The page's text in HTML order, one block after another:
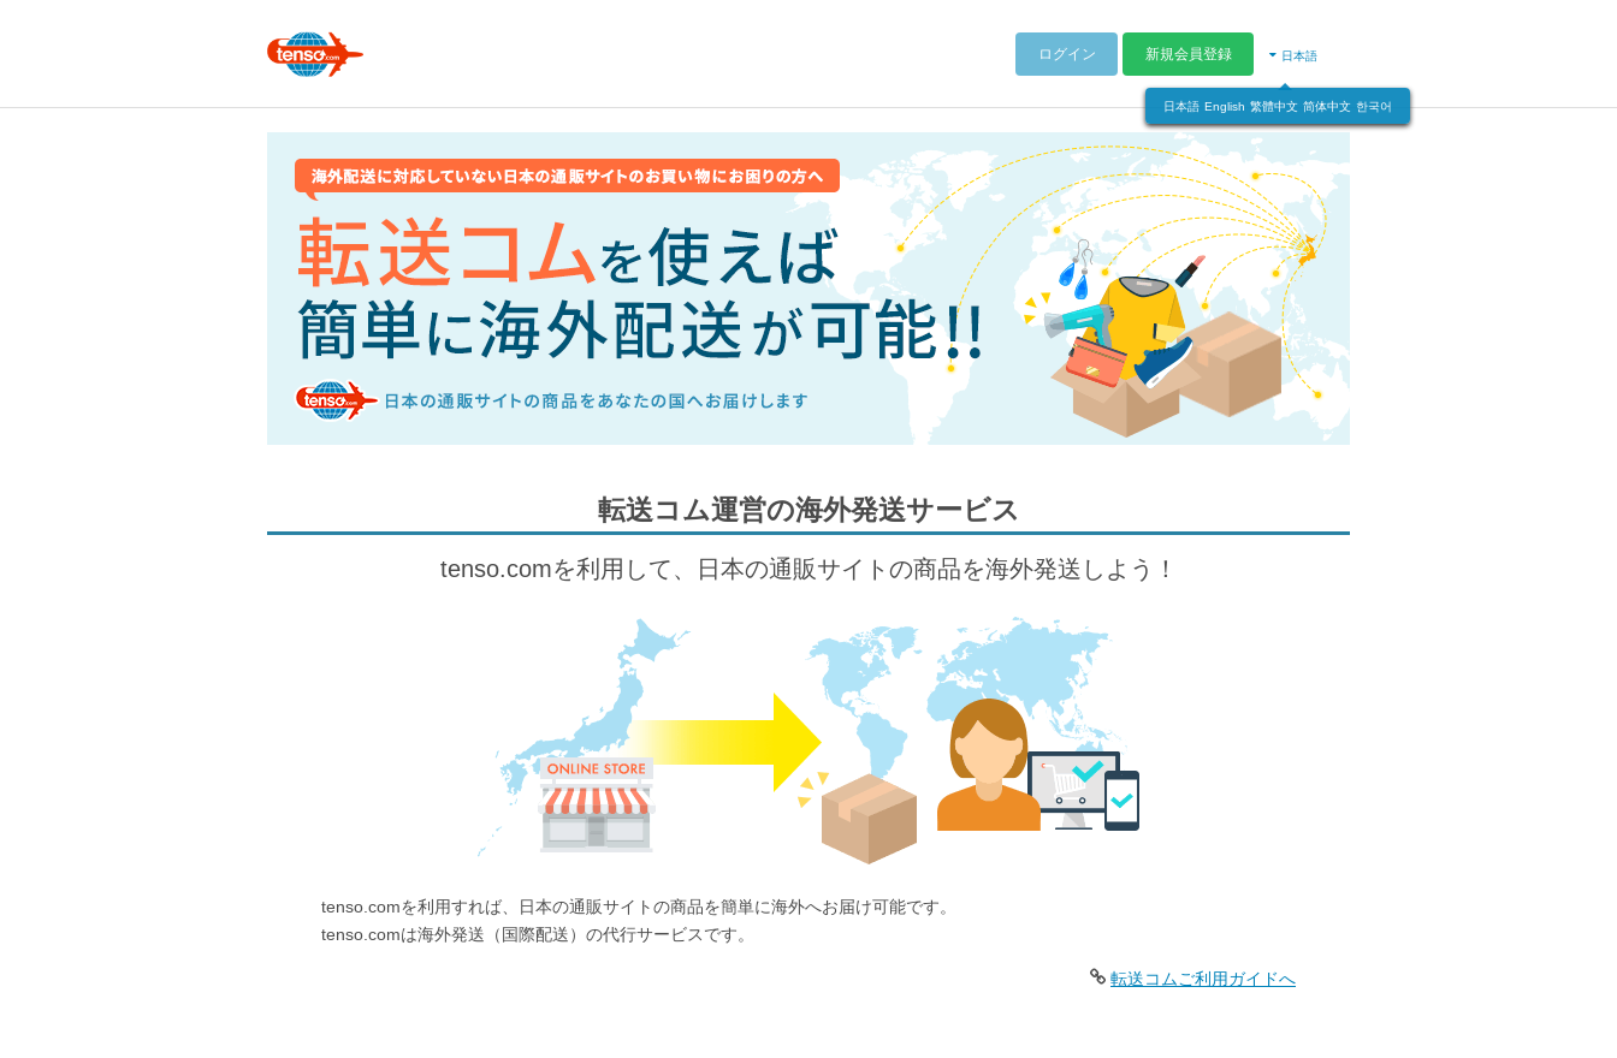
ログイン 新規会員登録 日本語
日本語 English 繁體中文 简体中文 한국어
転送コム運営の海外発送サービス
tenso.comを利用して、日本の通販サイトの商品を海外発送しよう！
tenso.comを利用すれば、日本の通販サイトの商品を簡単に海外へお届け可能です。
tenso.comは海外発送（国際配送）の代行サービスです。
転送コムご利用ガイドへ